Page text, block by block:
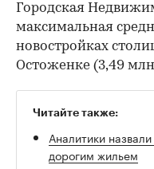
Городская
максимальная
новостройках
Остоженке (3,49
Читайте также:
Аналитики
дорогим жильем